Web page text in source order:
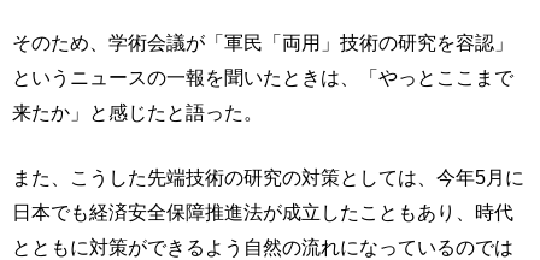
そのため、学術会議が「軍民「両用」技術の研究を容認」
というニュースの一報を聞いたときは、「やっとここまで
来たか」と感じたと語った。
また、こうした先端技術の研究の対策としては、今年5月に
日本でも経済安全保障推進法が成立したこともあり、時代
とともに対策ができるよう自然の流れになっているのでは